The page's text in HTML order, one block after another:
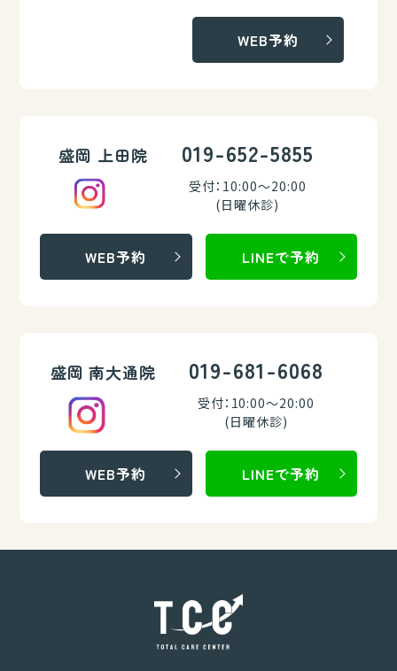
WEB予約
盛岡 上田院 019-652-5855
受付：10:00～20:00
(日曜休診)
WEB予約 LINEで予約
盛岡 南大通院 019-681-6068
受付：10:00～20:00
(日曜休診)
WEB予約 LINEで予約